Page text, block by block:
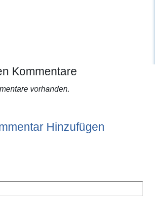
Kommentare
vorhanden.
Hinzufügen